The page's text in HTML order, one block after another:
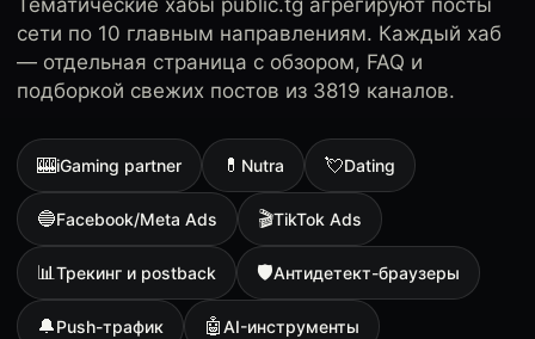
Тематические хабы public.tg агрегируют посты
сети по 10 главным направлениям. Каждый хаб
— отдельная страница с обзором, FAQ и
подборкой свежих постов из 3819 каналов.
🎰iGaming partner 💊 Nutra 💘Dating
🔵Facebook/Meta Ads 🎬TikTok Ads
📊Трекинг и postback 🛡Антидетект-браузеры
🔔Push-трафик 🤖AI-инструменты